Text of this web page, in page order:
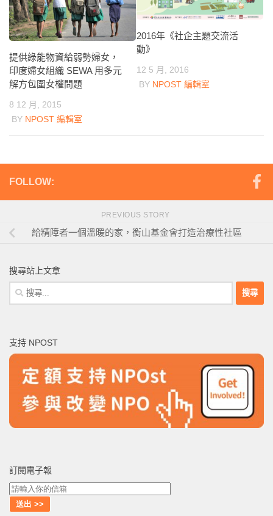
提供綠能物資給弱勢婦女，
印度婦女組織 SEWA 用多元
解方包圍女權問題
8 12 月, 2015
BY NPOST 編輯室
2016年《社企主題交流活
動》
12 5 月, 2016
BY NPOST 編輯室
FOLLOW:
PREVIOUS STORY
給精障者一個溫暖的家，衡山基金會打造治療性社區
搜尋站上文章
搜
尋
字:
支持 NPOST
訂閱電子報